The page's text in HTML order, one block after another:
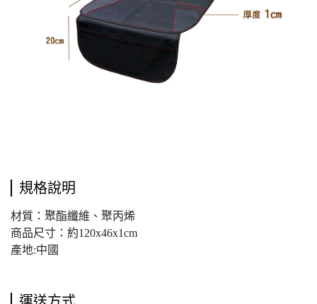
規格說明
材質：聚酯纖維、聚丙烯
商品尺寸：約120x46x1cm
產地:中國